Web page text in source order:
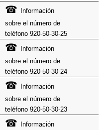
☎ Información
sobre el número de
teléfono 920-50-30-25
☎ Información
sobre el número de
teléfono 920-50-30-24
☎ Información
sobre el número de
teléfono 920-50-30-23
☎ Información